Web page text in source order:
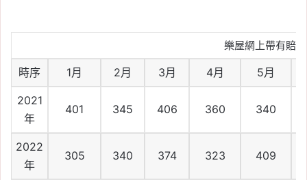
樂屋網上帶有賠
時序 1月 2月 3月 4月 5月
2021
年
401 345 406 360 340
2022
年
305 340 374 323 409